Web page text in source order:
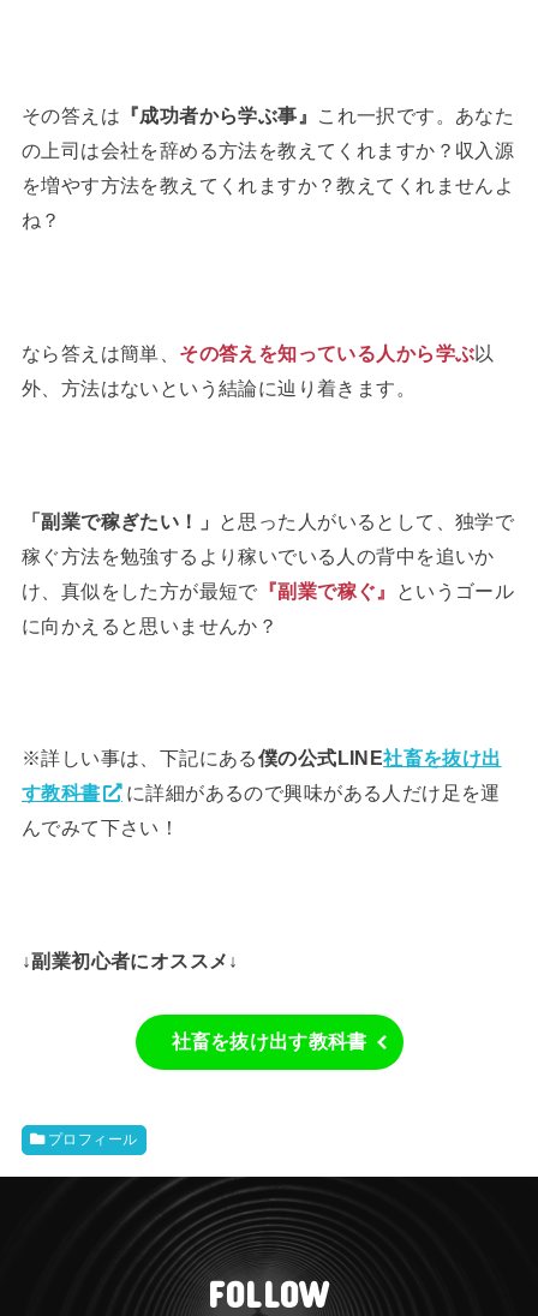
その答えは 『成功者から学ぶ事』
これ一択です。あなた
の上司は会社を辞める方法を教えてくれますか？収入源
を増やす方法を教えてくれますか？教えてくれませんよ
ね？
なら答えは簡単、 その答えを知っている人から学ぶ以
外、方法はないという結論に辿り着きます。
「副業で稼ぎたい！」
と思った人がいるとして、独学で
稼ぐ方法を勉強するより稼いでいる人の背中を追いか
け、真似をした方が最短で 『副業で稼ぐ』
というゴール
に向かえると思いませんか？
※詳しい事は、下記にある僕の公式LINE社畜を抜け出
す教科書
に詳細があるので興味がある人だけ足を運
んでみて下さい！
↓副業初心者にオススメ↓
社畜を抜け出す教科書
プロフィール
FOLLOW